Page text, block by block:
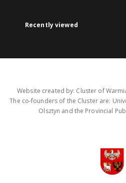
Recently viewed
Website created by: Cluster of
The co-founders of the Cluster are:
Olsztyn and the Provincial